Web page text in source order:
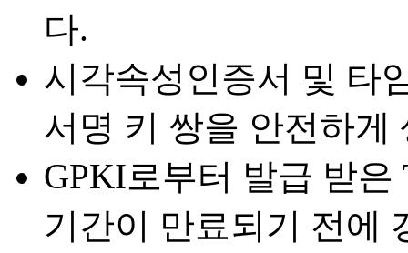
다.
시각속성인증서 및 타
서명 키 쌍을 안전하게
GPKI로부터 발급 받
기간이 만료되기 전에